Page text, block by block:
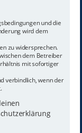
und die
wird dem
zu widersprechen.
dem Betreiber
mit sofortiger
verbindlich, wenn der